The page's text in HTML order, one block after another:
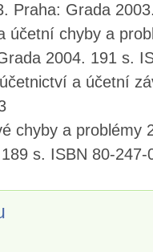
Praha: Grada
účetní chyby a
2004. 191 s.
a účetní
chyby a problémy
s. ISBN 80-247-